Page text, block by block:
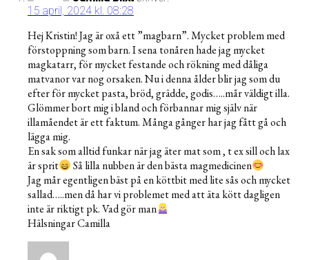
15 april, 2024 kl. 08:28
Hej Kristin! Jag är oxå ett ”magbarn”. Mycket problem med
förstoppning som barn. I sena tonåren hade jag mycket
magkatarr, för mycket festande och rökning med dåliga
matvanor var nog orsaken. Nu i denna ålder blir jag som du
efter för mycket pasta, bröd, grädde, godis…..mår väldigt illa.
Glömmer bort mig i bland och förbannar mig själv när
illamåendet är ett faktum. Många gånger har jag fått gå och
lägga mig.
En sak som alltid funkar när jag äter mat som , t ex sill och lax
är sprit
Så lilla nubben är den bästa magmedicinen
Jag mår egentligen bäst på en köttbit med lite sås och mycket
sallad…..men då har vi problemet med att äta kött dagligen
inte är riktigt pk. Vad gör man
Hälsningar Camilla